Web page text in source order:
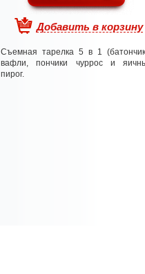
Добавить в корзину
Съемная тарелка 5 в 1
вафли, пончики чуррос и
пирог.